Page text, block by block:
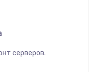
серверов.